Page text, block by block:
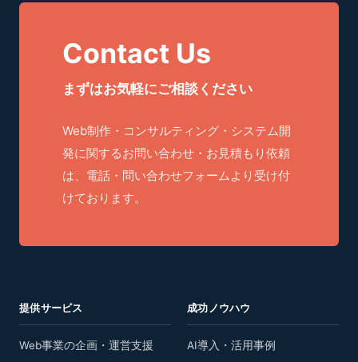
Contact Us
まずはお気軽にご相談ください
Web制作・コンサルティング・システム開
発に関するお問い合わせ・お見積もり依頼
は、電話・問い合わせフォームより受け付
けております。
提供サービス
Web事業の企画・運営支援
成功ノウハウ
AI導入・活用事例